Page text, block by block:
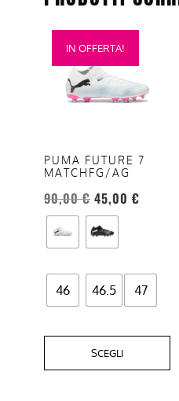
IN OFFERTA!
PUMA FUTURE 7
MATCHFG/AG
90,00€ 45,00 €
46 46.5 47
SCEGLI
Questo
prodotto
opzioni
possono
essere
scelte
nella
del
prodotto